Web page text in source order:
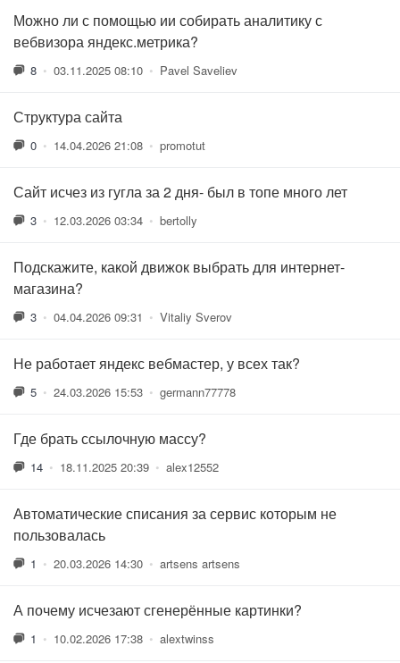
Можно ли с помощью ии собирать аналитику с
вебвизора яндекс.метрика?
8 • 03.11.2025 08:10 • Pavel Saveliev
Структура сайта
0 • 14.04.2026 21:08 • promotut
Сайт исчез из гугла за 2 дня- был в топе много лет
3 • 12.03.2026 03:34 • bertolly
Подскажите, какой движок выбрать для интернет-
магазина?
3 • 04.04.2026 09:31 • Vitaliy Sverov
Не работает яндекс вебмастер, у всех так?
5 • 24.03.2026 15:53 • germann77778
Где брать ссылочную массу?
14 • 18.11.2025 20:39 • alex12552
Автоматические списания за сервис которым не
пользовалась
1 • 20.03.2026 14:30 • artsens artsens
А почему исчезают сгенерённые картинки?
1 • 10.02.2026 17:38 • alextwinss